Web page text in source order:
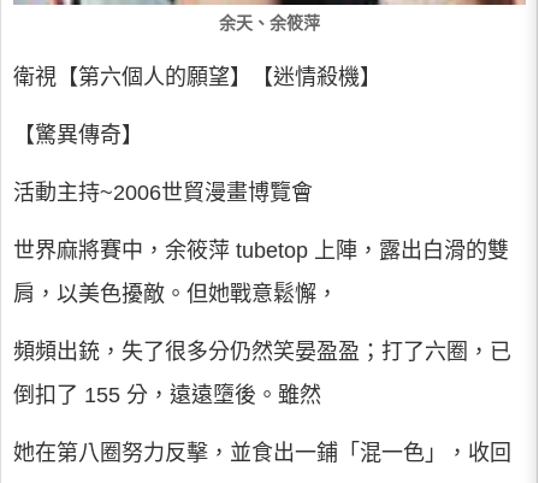
余天、余筱萍
衛視【第六個人的願望】【迷情殺機】
【驚異傳奇】
活動主持~2006世貿漫畫博覽會
世界麻將賽中，余筱萍 tubetop 上陣，露出白滑的雙
肩，以美色擾敵。但她戰意鬆懈，
頻頻出銃，失了很多分仍然笑晏盈盈；打了六圈，已
倒扣了 155 分，遠遠墮後。雖然
她在第八圈努力反擊，並食出一鋪「混一色」，收回